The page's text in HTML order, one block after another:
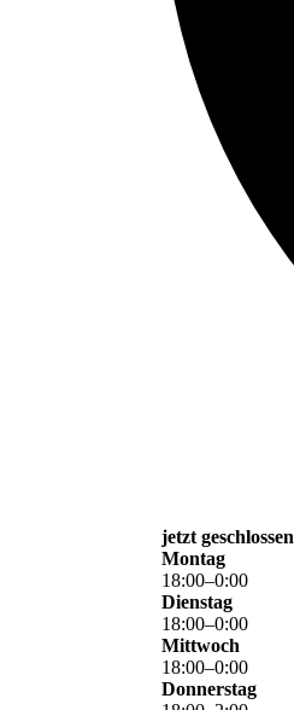
jetzt geschlossen
Montag
18:00–0:00
Dienstag
18:00–0:00
Mittwoch
18:00–0:00
Donnerstag